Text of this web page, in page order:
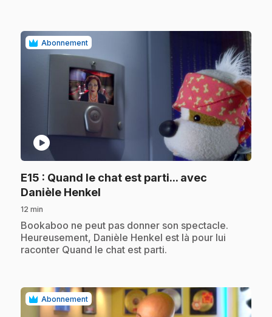
Abonnement
play_circle
E15 : Quand le chat est parti... avec
Danièle Henkel
12 min
.Bookaboo ne peut pas donner son spectacle.
Heureusement, Danièle Henkel est là pour lui
raconter Quand le chat est parti.
Abonnement